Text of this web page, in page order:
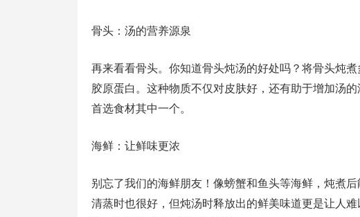
骨头：汤的营养源泉
再来看看骨头。你知道骨头炖汤的好处吗？将骨头炖
胶原蛋白。这种物质不仅对皮肤好，还有助于增加汤
首选食材其中一个。
海鲜：让鲜味更浓
别忘了我们的海鲜朋友！像螃蟹和鱼头等海鲜，炖煮
清蒸时也很好，但炖汤时释放出的鲜美味道更是让人